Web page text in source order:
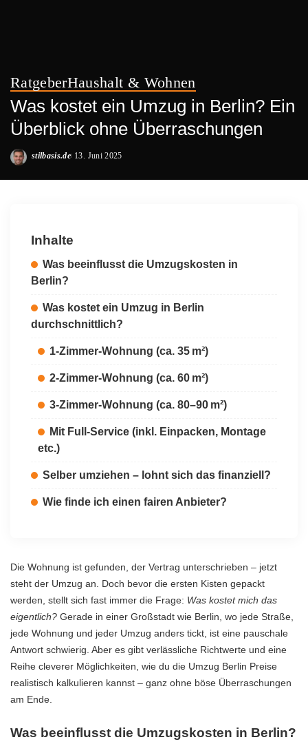
RatgeberHaushalt & Wohnen
Was kostet ein Umzug in Berlin? Ein
Überblick ohne Überraschungen
Posted
stilbasis.de 13. Juni 2025
Inhalte
Was beeinflusst die Umzugskosten in
Berlin?
Was kostet ein Umzug in Berlin
durchschnittlich?
1-Zimmer-Wohnung (ca. 35 m²)
2-Zimmer-Wohnung (ca. 60 m²)
3-Zimmer-Wohnung (ca. 80–90 m²)
Mit Full-Service (inkl. Einpacken, Montage
etc.)
Selber umziehen – lohnt sich das finanziell?
Wie finde ich einen fairen Anbieter?
Die Wohnung ist gefunden, der Vertrag unterschrieben – jetzt
steht der Umzug an. Doch bevor die ersten Kisten gepackt
werden, stellt sich fast immer die Frage: Was kostet mich das
eigentlich? Gerade in einer Großstadt wie Berlin, wo jede Straße,
jede Wohnung und jeder Umzug anders tickt, ist eine pauschale
Antwort schwierig. Aber es gibt verlässliche Richtwerte und eine
Reihe cleverer Möglichkeiten, wie du die Umzug Berlin Preise
realistisch kalkulieren kannst – ganz ohne böse Überraschungen
am Ende.
Was beeinflusst die Umzugskosten in Berlin?